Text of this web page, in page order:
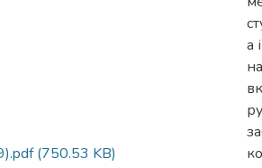
(750.53 KB)
а